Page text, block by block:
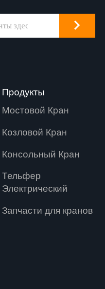
Продукты
Мостовой Кран
Козловой Кран
Консольный Кран
Tельфер
Электрический
Запчасти для кранов